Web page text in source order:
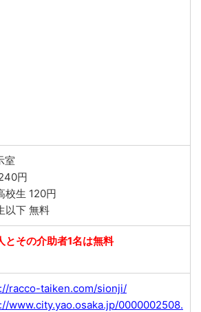
室
円
校生 120円
以下 無料
とその介助者1名は無料
racco-taiken.com/sionji/
www.city.yao.osaka.jp/0000002508.